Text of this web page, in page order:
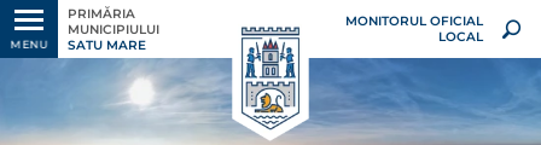
MENU
PRIMĂRIA
MUNICIPIULUI
SATU MARE
MONITORUL OFICIAL
LOCAL